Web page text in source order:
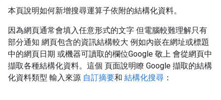
本頁說明如何新增搜尋運算子依附的結構化資料。
因為網頁通常會填入任意形式的文字 但電腦較難理解只有
部分通知 網頁包含的資訊結構較大 例如內嵌在網址或標題
中的網頁日期 或機器可讀取的欄位Google 敬上 會從網頁中
擷取各種結構化資料。這個 頁面說明瞭 Google 擷取的結構
化資料類型 輸入來源 自訂摘要和 結構化搜尋 ：